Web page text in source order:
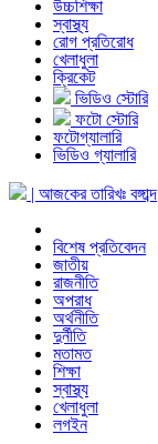
উচ্চশিক্ষা
স্বাস্থ্য
রোগ প্রতিরোধ
খেলাধুলা
ক্রিকেট
ভিডিও স্টোরি
ফটো স্টোরি
ফটোগ্যালারি
ভিডিও গ্যালারি
| আজকের তারিখঃ বঙ্গাব্দ
বিশেষ প্রতিবেদন
জাতীয়
রাজনীতি
অপরাধ
অর্থনীতি
দুর্নীতি
মতামত
শিক্ষা
স্বাস্থ্য
খেলাধুলা
লগইন